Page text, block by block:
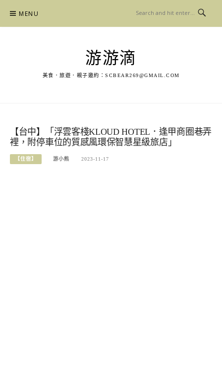
content
MENU
游游滴
美食．旅遊．親子邀約： SCBEAR269@GMAIL.COM
【台中】「浮雲客棧KLOUD HOTEL．逢甲商圈巷弄
裡，附停車位的質感風環保智慧星級旅店」
【住宿】 游小熊 2023-11-17